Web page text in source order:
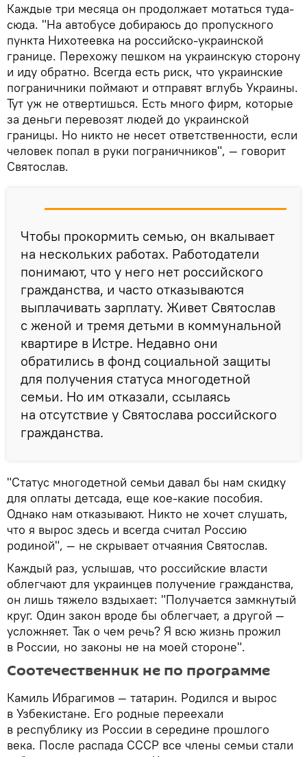
Каждые три месяца он продолжает мотаться туда-
сюда. "На автобусе добираюсь до пропускного
пункта Нихотеевка на российско-украинской
границе. Перехожу пешком на украинскую сторону
и иду обратно. Всегда есть риск, что украинские
пограничники поймают и отправят вглубь Украины.
Тут уж не отвертишься. Есть много фирм, которые
за деньги перевозят людей до украинской
границы. Но никто не несет ответственности, если
человек попал в руки пограничников", — говорит
Святослав.
Чтобы прокормить семью, он вкалывает
на нескольких работах. Работодатели
понимают, что у него нет российского
гражданства, и часто отказываются
выплачивать зарплату. Живет Святослав
с женой и тремя детьми в коммунальной
квартире в Истре. Недавно они
обратились в фонд социальной защиты
для получения статуса многодетной
семьи. Но им отказали, ссылаясь
на отсутствие у Святослава российского
гражданства.
"Статус многодетной семьи давал бы нам скидку
для оплаты детсада, еще кое-какие пособия.
Однако нам отказывают. Никто не хочет слушать,
что я вырос здесь и всегда считал Россию
родиной", — не скрывает отчаяния Святослав.
Каждый раз, услышав, что российские власти
облегчают для украинцев получение гражданства,
он лишь тяжело вздыхает: "Получается замкнутый
круг. Один закон вроде бы облегчает, а другой —
усложняет. Так о чем речь? Я всю жизнь прожил
в России, но законы не на моей стороне".
Соотечественник не по программе
Камиль Ибрагимов — татарин. Родился и вырос
в Узбекистане. Его родные переехали
в республику из России в середине прошлого
века. После распада СССР все члены семьи стали